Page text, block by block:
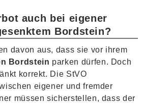
auch bei eigener
Bordstein?
davon aus, dass sie vor ihrem
Bordstein parken dürfen. Doch
korrekt. Die StVO
eigener und fremder
müssen sicherstellen, dass der